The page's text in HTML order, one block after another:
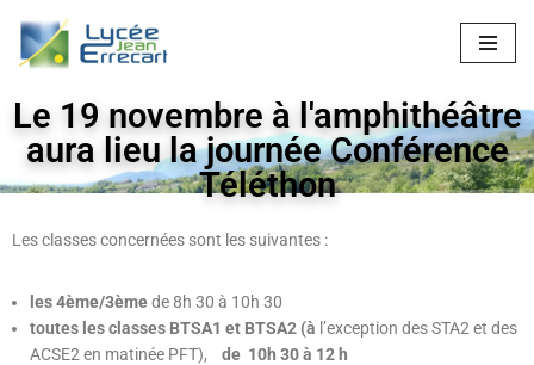
Aller
contenu
Le 19 novembre à l'amphithéâtre
aura lieu la journée Conférence
Téléthon
Les classes concernées sont les suivantes :
les 4ème/3èmede 8h 30 à 10h 30
toutes les classes BTSA1 et BTSA2 (à l’exception des STA2 et des
ACSE2 en matinée PFT),
de 10h 30 à 12 h